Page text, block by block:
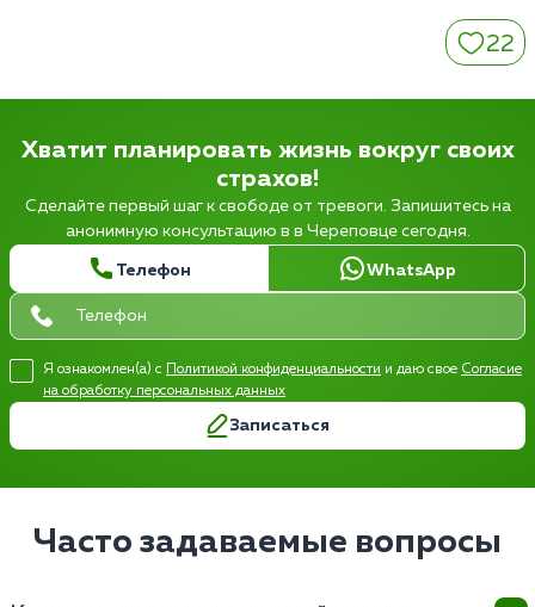
22
Хватит планировать жизнь вокруг своих
страхов!
Сделайте первый шаг к свободе от тревоги. Запишитесь на
анонимную консультацию в в Череповце сегодня.
Телефон WhatsApp
Я ознакомлен(а) с Политикой конфиденциальности и даю свое Согласие
на обработку персональных данных
Записаться
Часто задаваемые вопросы